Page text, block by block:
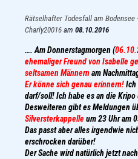
Rätselhafter Todesfall am Bodensee
Charly20016 am 08.10.2016
…. Am Donnerstagmorgen (
ehemaliger Freund von Isabelle
seltsamen Männernam
Er könne sich genau erinnern!Ich
darf/soll! Ich habe es an die
Desweiteren gibt es Meldungen
Silversterkappelle um 23 Uhr am
Das passt aber alles irgendwie
erschrocken darüber!
Der Sache wird natürlich jetzt